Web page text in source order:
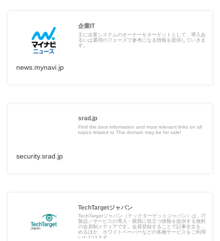
企業IT
主に企業システムのオーナーをターゲットとして、導入あ
るいは運用のフェーズで参考になる情報を提供していきま
す。
news.mynavi.jp
srad.jp
Find the best information and most relevant links on all
topics related to This domain may be for sale!
security.srad.jp
TechTargetジャパン
TechTargetジャパン（テックターゲットジャパン）は、IT
製品／サービスの導入・購買に役立つ情報を提供する無料
の会員制メディアです。会員登録することで記事全文を読
めるほか、ホワイトペーパーなどの各種サービスをご利用
いただけます。